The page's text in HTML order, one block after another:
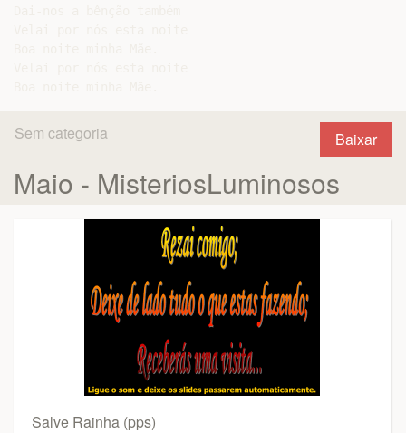
Baixar
Sem categoria
Maio - MisteriosLuminosos
Salve Rainha (pps)